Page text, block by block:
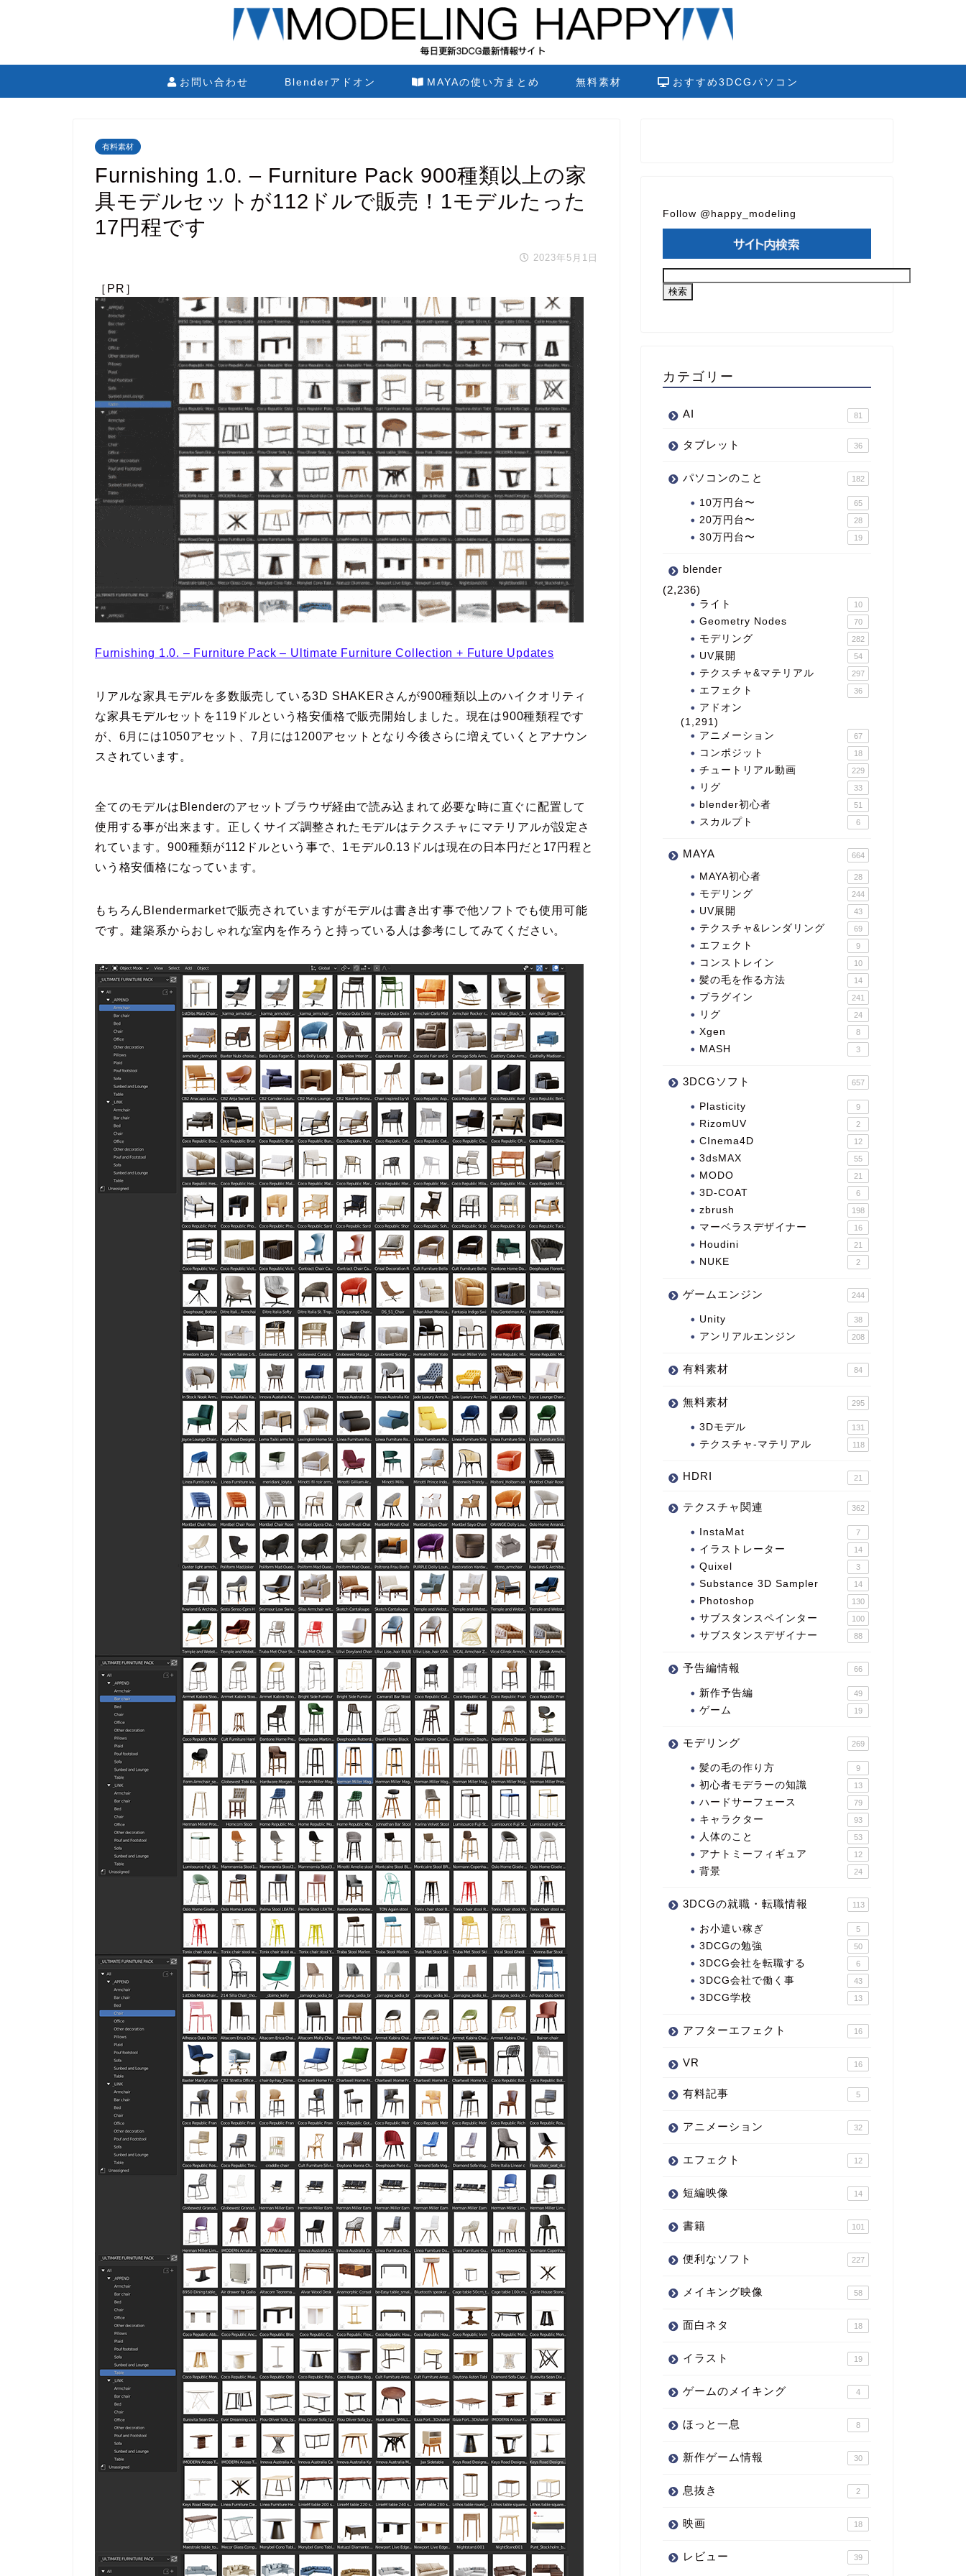
お問い合わせ Blenderアドオン MAYAの使い方まとめ 無料素材 おすすめ3DCGパソコン
有料素材
Furnishing 1.0. – Furniture Pack 900種類以上の家
具モデルセットが112ドルで販売！1モデルたった
17円程です
2023年5月1日
［PR］
Furnishing 1.0. – Furniture Pack – Ultimate Furniture Collection + Future Updates
リアルな家具モデルを多数販売している3D SHAKERさんが900種類以上のハイクオリティ
な家具モデルセットを119ドルという格安価格で販売開始しました。現在は900種類程です
が、6月には1050アセット、7月には1200アセットとなり今後さらに増えていくとアナウン
スされています。
全てのモデルはBlenderのアセットブラウザ経由で読み込まれて必要な時に直ぐに配置して
使用する事が出来ます。正しくサイズ調整されたモデルはテクスチャにマテリアルが設定さ
れています。900種類が112ドルという事で、1モデル0.13ドルは現在の日本円だと17円程と
いう格安価格になっています。
もちろんBlendermarketで販売されていますがモデルは書き出す事で他ソフトでも使用可能
です。建築系からおしゃれな室内を作ろうと持っている人は参考にしてみてください。
Follow @happy_modeling
カテゴリー
AI 81
タブレット 36
パソコンのこと 182
10万円台〜 65
20万円台〜 28
30万円台〜 19
blender
(2,236)
ライト 10
Geometry Nodes 70
モデリング 282
UV展開 54
テクスチャ&マテリアル 297
エフェクト 36
アドオン
(1,291)
アニメーション
67
コンポジット 18
チュートリアル動画 229
リグ 33
blender初心者 51
スカルプト 6
MAYA 664
MAYA初心者 28
モデリング 244
UV展開 43
テクスチャ&レンダリング 69
エフェクト 9
コンストレイン 10
髪の毛を作る方法 14
プラグイン 241
リグ 24
Xgen 8
MASH 3
3DCGソフト 657
Plasticity 9
RizomUV 2
CInema4D 12
3dsMAX 55
MODO 21
3D-COAT 6
zbrush 198
マーベラスデザイナー 16
Houdini 21
NUKE 2
ゲームエンジン 244
Unity 38
アンリアルエンジン 208
有料素材 84
無料素材 295
3Dモデル 131
テクスチャ-マテリアル 118
HDRI 21
テクスチャ関連 362
InstaMat 7
イラストレーター 14
Quixel 3
Substance 3D Sampler 14
Photoshop 130
サブスタンスペインター 100
サブスタンスデザイナー 88
予告編情報 66
新作予告編 49
ゲーム 19
モデリング 269
髪の毛の作り方 9
初心者モデラーの知識 13
ハードサーフェース 79
キャラクター 93
人体のこと 53
アナトミーフィギュア 12
背景 24
3DCGの就職・転職情報 113
お小遣い稼ぎ 5
3DCGの勉強 50
3DCG会社を転職する 6
3DCG会社で働く事 43
3DCG学校 13
アフターエフェクト 16
VR 16
有料記事 5
アニメーション 32
エフェクト 12
短編映像 14
書籍 101
便利なソフト 227
メイキング映像 58
面白ネタ 18
イラスト 19
ゲームのメイキング 4
ほっと一息 8
新作ゲーム情報 30
息抜き 2
映画 18
レビュー 39